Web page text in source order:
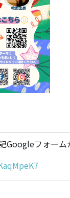
Googleフォーム